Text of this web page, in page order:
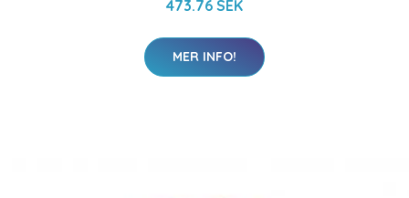
473.76 SEK
MER INFO!